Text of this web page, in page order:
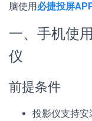
脑使用必捷投屏
一、手机使用
仪
前提条件
投影仪支持安